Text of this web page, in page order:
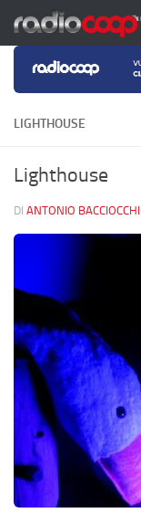
Salta al contenuto
LIGHTHOUSE
Lighthouse
DI ANTONIO BACCIOCCHI